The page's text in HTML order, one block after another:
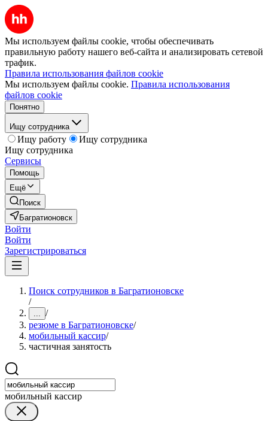
Мы используем файлы cookie, чтобы обеспечивать
правильную работу нашего веб-сайта и анализировать сетевой
трафик.
Правила использования файлов cookie
Мы используем файлы cookie. Правила использования
файлов cookie
Понятно
Ищу сотрудника
Ищу работу
Ищу сотрудника
Ищу сотрудника
Сервисы
Помощь
Ещё
Поиск
Багратионовск
Войти
Войти
Зарегистрироваться
Поиск сотрудников в Багратионовске
/
... /
резюме в Багратионовске/
мобильный кассир/
частичная занятость
мобильный кассир